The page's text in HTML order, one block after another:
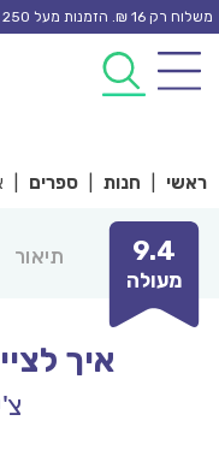
Skip
content
משלוח רק 16 ₪. הזמנות מעל 250 ₪ משלוח נק’ איסוף חינם
ראשי חנות ספרים
9.4
מעולה
תיאור
איך